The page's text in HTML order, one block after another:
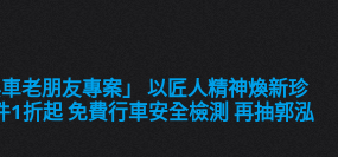
老朋友專案」 以匠人精神煥新珍
1折起 免費行車安全檢測 再抽郭泓